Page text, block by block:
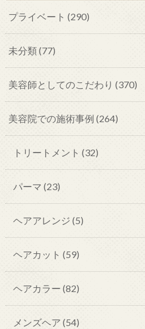
プライベート (290)
未分類(77)
美容師としてのこだわり (370)
美容院での施術事例 (264)
トリートメント (32)
パーマ (23)
ヘアアレンジ (5)
ヘアカット (59)
ヘアカラー (82)
メンズヘア (54)